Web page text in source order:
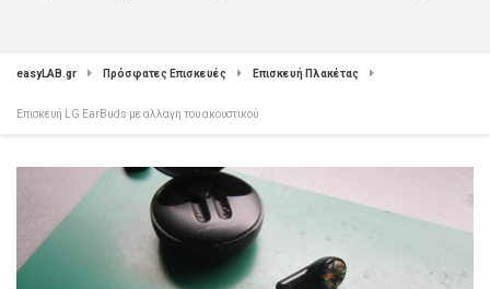
easyLAB.gr Πρόσφατες Επισκευές Επισκευή Πλακέτας
Επισκευή LG EarBuds με αλλαγη του ακουστικού